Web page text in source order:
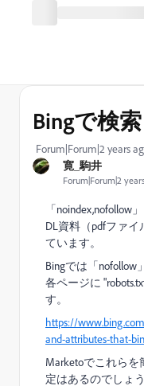
寛_駒井
Forum|Forum|2
Bingで検
Forum|Forum|2 years
「
DL資料（pdfファ
ています。
Bingでは「nofollow
各ページに "
す。
https://
and-attributes-that-
Marketoでこれら
定はあるのでしょう